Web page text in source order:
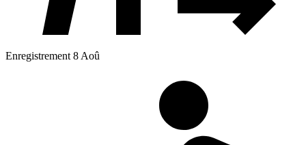
Enregistrement 8 Aoû